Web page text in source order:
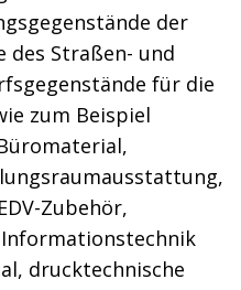
der
des Straßen- und
für die
zum Beispiel
Zubehör,
drucktechnische